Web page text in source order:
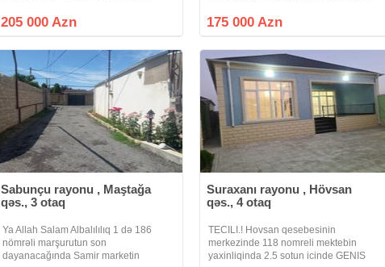
Həyətində Hovuz, Sanuzeli, Manqalni,
205 000 Azn
bina ilə üzbəüz, əsas yola çox yaxın.
175 000 Azn
Sabunçu rayonu , Maştağa
qəs., 3 otaq
Ya Allah Salam Albalılılıq 1 də 186
nömrəli marşurutun son
dayanacağında Samir marketin
Suraxanı rayonu , Hövsan
qəs., 4 otaq
TECILI.! Hovsan qesebesinin
merkezinde 118 nomreli mektebin
yaxinliqinda 2.5 sotun icinde GENIS